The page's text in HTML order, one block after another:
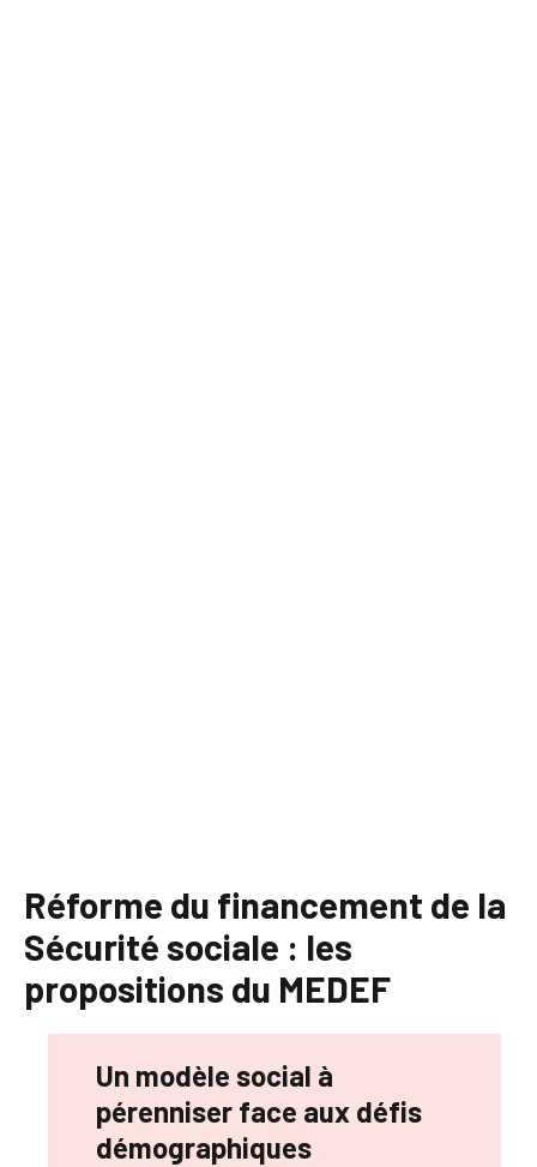
Réforme du financement de la
Sécurité sociale : les
propositions du MEDEF
Un modèle social à
pérenniser face aux défis
démographiques